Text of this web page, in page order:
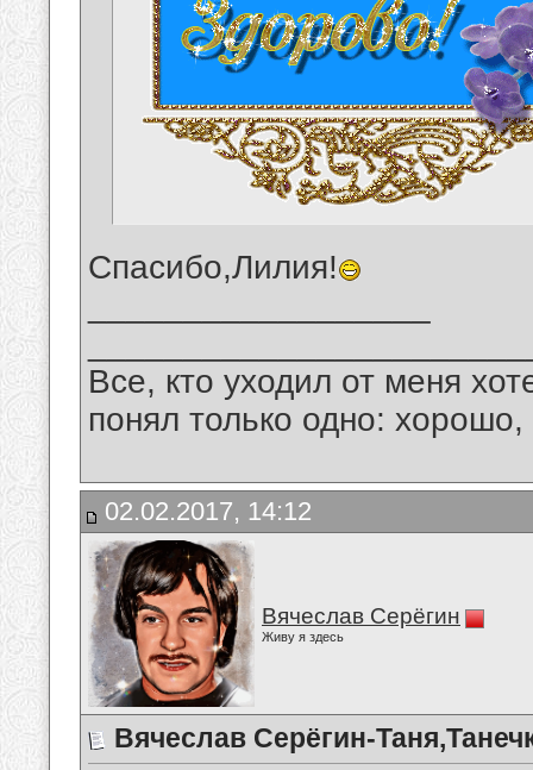
Спасибо,Лилия!
Все, кто уходил от меня
понял только одно:
02.02.2017, 14:12
Вячеслав Серёгин
Живу я здесь
Вячеслав Серёгин-